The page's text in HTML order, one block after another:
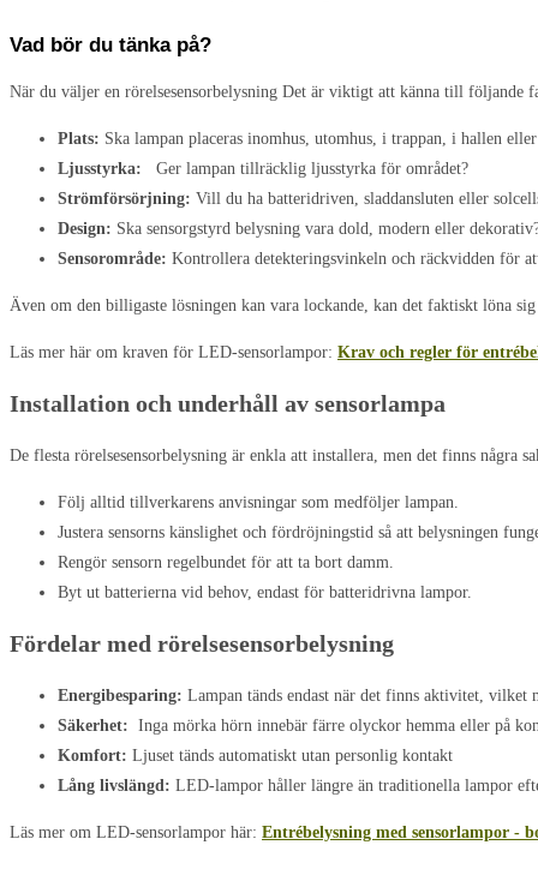
Vad bör du tänka på?
När du väljer en rörelsesensorbelysning Det är viktigt att känna till följande
Plats: Ska lampan placeras inomhus, utomhus, i trappan, i hallen
Ljusstyrka:
Ger lampan tillräcklig ljusstyrka för området?
Strömförsörjning: Vill du ha batteridriven, sladdansluten eller
Design: Ska sensorgstyrd belysning vara dold, modern eller
Sensorområde: Kontrollera detekteringsvinkeln och räckvidden för
Även om den billigaste lösningen kan vara lockande, kan det faktiskt löna
Läs mer här om kraven för LED-sensorlampor: Krav och regler för
Installation och underhåll av sensorlampa
De flesta rörelsesensorbelysning är enkla att installera, men det finns några
Följ alltid tillverkarens anvisningar som medföljer lampan.
Justera sensorns känslighet och fördröjningstid så att belysningen
Rengör sensorn regelbundet för att ta bort damm.
Byt ut batterierna vid behov, endast för batteridrivna lampor.
Fördelar med rörelsesensorbelysning
Energibesparing: Lampan tänds endast när det finns aktivitet, vilket
Säkerhet: Inga mörka hörn innebär färre olyckor hemma eller på
Komfort: Ljuset tänds automatiskt utan personlig kontakt
Lång livslängd: LED-lampor håller längre än traditionella lampor
Läs mer om LED-sensorlampor här: Entrébelysning med sensorlampor -